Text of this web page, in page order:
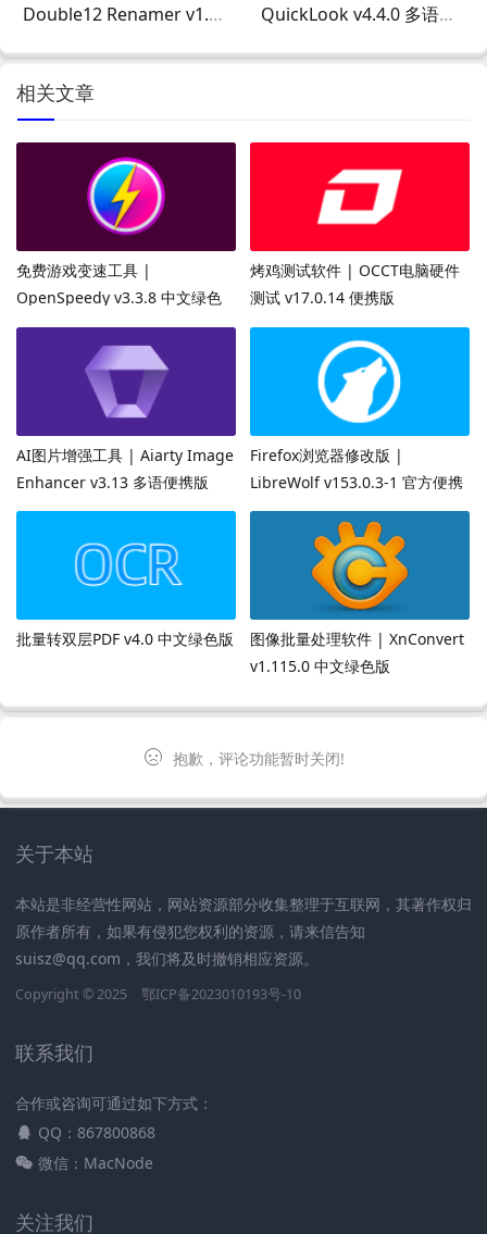
Double12 Renamer v1.5.0 中文绿色版 – 批量文件智能重命名工具 QuickLook v4.4.0 多语便携版 – 空格键秒速预览文件工具
相关文章
免费游戏变速工具 |
OpenSpeedy v3.3.8 中文绿色
版
烤鸡测试软件 | OCCT电脑硬件
测试 v17.0.14 便携版
AI图片增强工具 | Aiarty Image
Enhancer v3.13 多语便携版
Firefox浏览器修改版 |
LibreWolf v153.0.3-1 官方便携
版
批量转双层PDF v4.0 中文绿色版
图像批量处理软件 | XnConvert
v1.115.0 中文绿色版
抱歉，评论功能暂时关闭!
关于本站
本站是非经营性网站，网站资源部分收集整理于互联网，其著作权归
原作者所有，如果有侵犯您权利的资源，请来信告知
suisz@qq.com，我们将及时撤销相应资源。
Copyright © 2025 鄂ICP备2023010193号-10
联系我们
合作或咨询可通过如下方式：
QQ：867800868
微信：MacNode
关注我们